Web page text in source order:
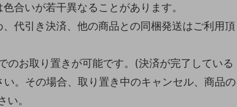
合いが若干異なることがあります。
代引き決済、他の商品との同梱発送はご利用頂
のお取り置きが可能です。(決済が完了している
。その場合、取り置き中のキャンセル、商品の
。